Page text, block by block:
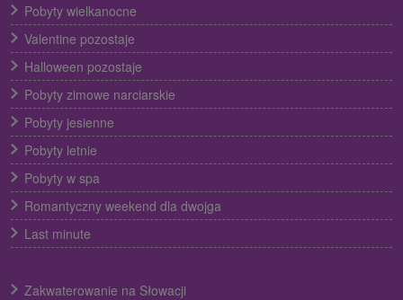
Pobyty wielkanocne
Valentine pozostaje
Halloween pozostaje
Pobyty zimowe narciarskie
Pobyty jesienne
Pobyty letnie
Pobyty w spa
Romantyczny weekend dla dwojga
Last minute
Zakwaterowanie na Słowacji